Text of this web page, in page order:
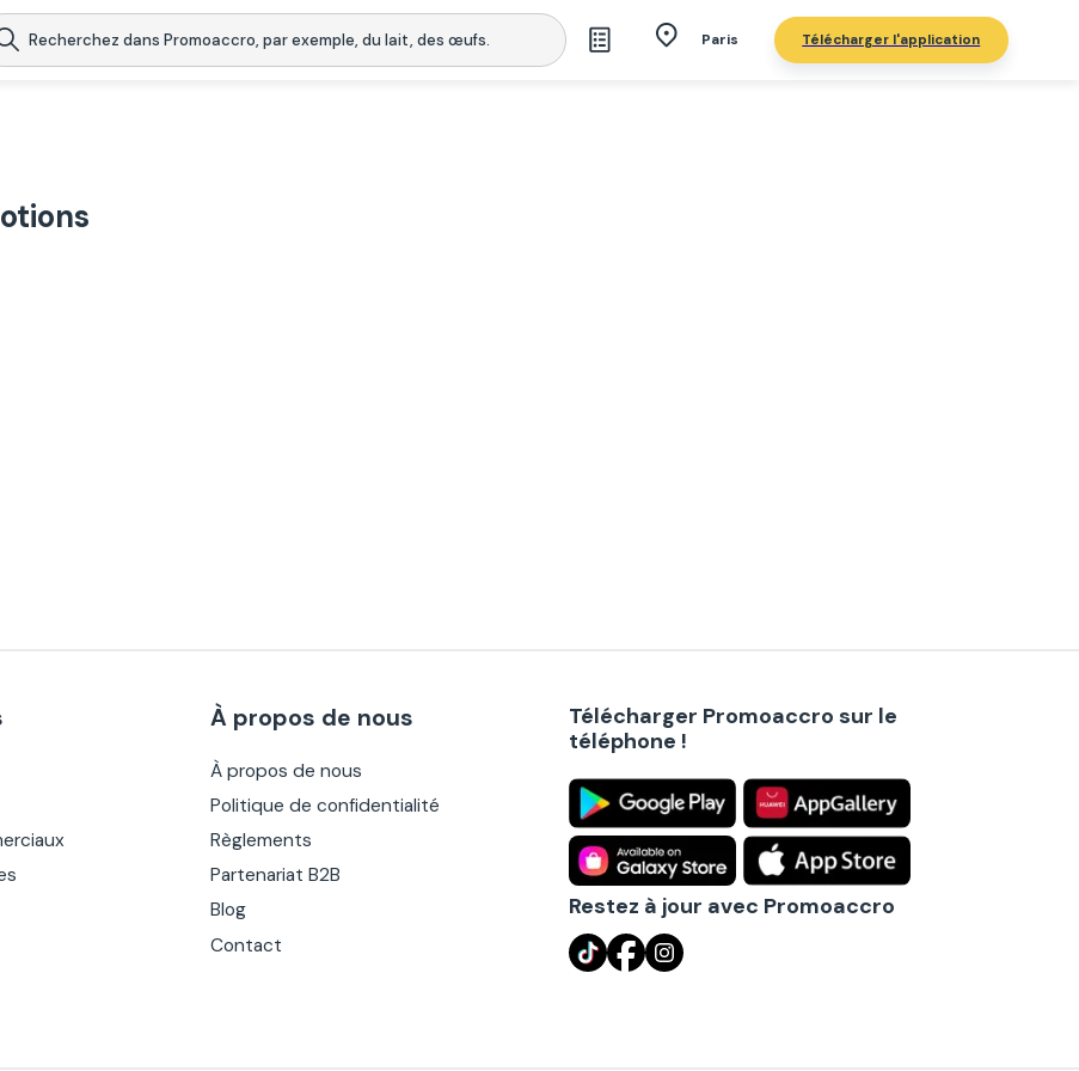
Paris Télécharger l'application
À propos de nous
À propos de nous
Politique de confidentialité
Règlements
Partenariat B2B
Blog
Contact
Télécharger Promoaccro sur le
téléphone !
Restez à jour avec Promoaccro